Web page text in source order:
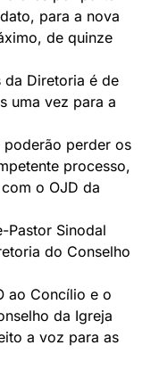
para a nova
de quinze
da Diretoria é de
uma vez para a
poderão perder os
processo,
o OJD da
Pastor Sinodal
do Conselho
ao Concílio e o
da Igreja
a voz para as